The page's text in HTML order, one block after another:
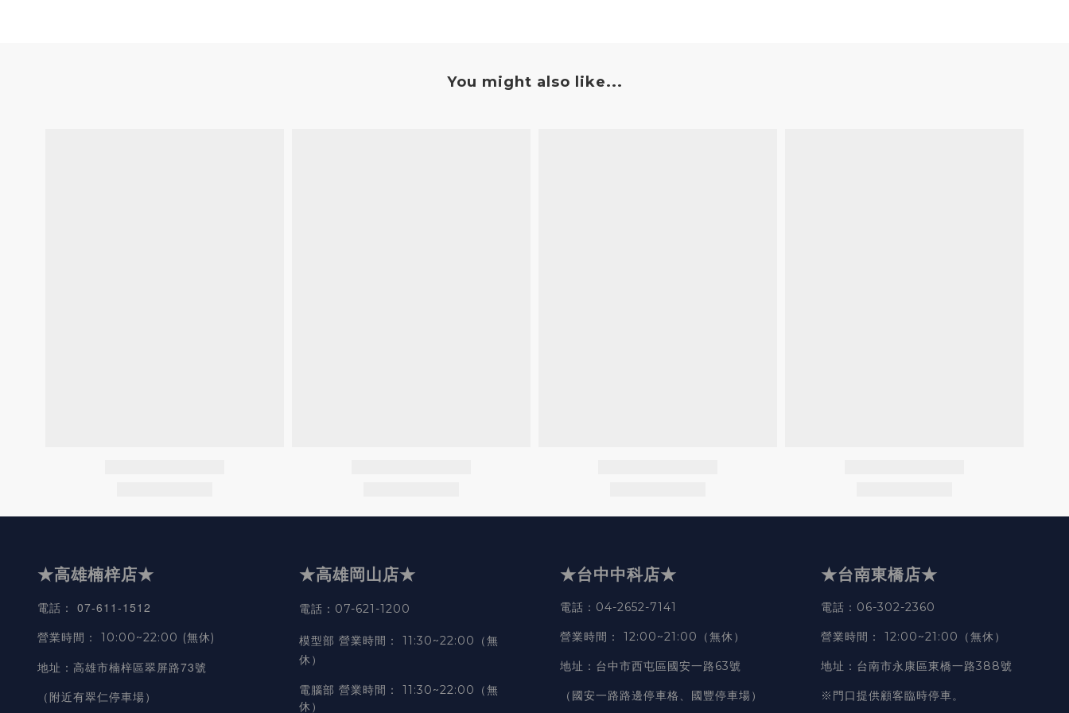
You might also like...
★高雄楠梓店★
電話 ： 07-611-1512
營業時間 ： 10:00~22:00 (無休)
地址 ： 高雄市楠梓區翠屏路73號
（附近有翠仁停車場）
★高雄岡山店★
電話：07-621-1200
模型部 營業時間 ：
11:30~22:00（無
休）
電腦部 營業時間 ：
11:30~22:00（無
休）
★台中中科店★
電話 ：04-2652-7141
營業時間 ： 12:00~21:00（無休）
地址 ：台中市西屯區國安一路63號
（國安一路路邊停車格、國豐停車場）
★台南東橋店★
電話 ：06-302-2360
營業時間 ： 12:00~21:00（無休）
地址 ：台南市永康區東橋一路388號
※門口提供顧客臨時停車。